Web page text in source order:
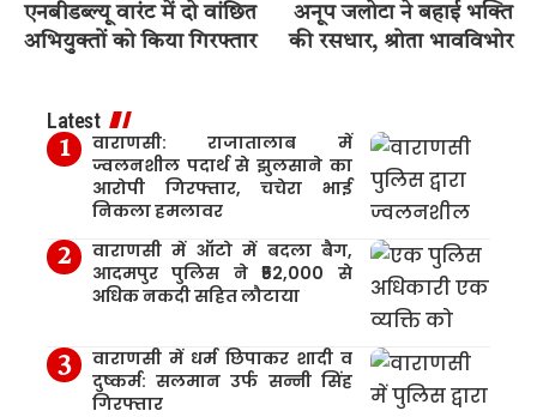
एनबीडब्ल्यू वारंट में दो वांछित
अभियुक्तों को किया गिरफ्तार
अनूप जलोटा ने बहाई भक्ति
की रसधार, श्रोता भावविभोर
Latest
वाराणसी: राजातालाब में
ज्वलनशील पदार्थ से झुलसाने का
आरोपी गिरफ्तार, चचेरा भाई
निकला हमलावर
वाराणसी में ऑटो में बदला बैग,
आदमपुर पुलिस ने ₹52,000 से
अधिक नकदी सहित लौटाया
वाराणसी में धर्म छिपाकर शादी व
दुष्कर्म: सलमान उर्फ सन्नी सिंह
गिरफ्तार